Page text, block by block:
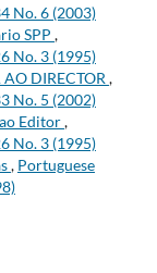
No. 6 (2003)
SPP ,
No. 3 (1995)
AO DIRECTOR ,
No. 5 (2002)
Editor,
No. 3 (1995)
, Portuguese